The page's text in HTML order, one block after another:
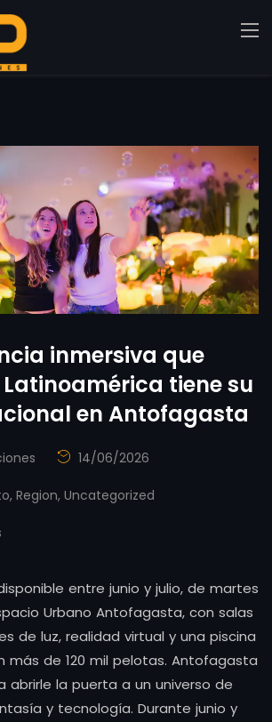
inmersiva que
tiene su
en Antofagasta
14/06/2026
, Region, Uncategorized
entre junio y julio, de martes
Urbano Antofagasta, con salas
de luz, realidad virtual y una piscina
más de 120 mil pelotas. Antofagasta
abrirle la puerta a un universo de
y tecnología. Durante junio y